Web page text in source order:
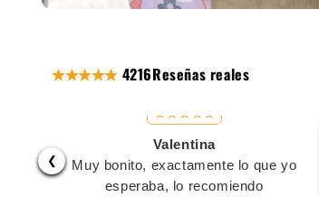
4216Reseñas reales
❮
Valentina
Muy bonito, exactamente lo que yo
esperaba, lo recomiendo